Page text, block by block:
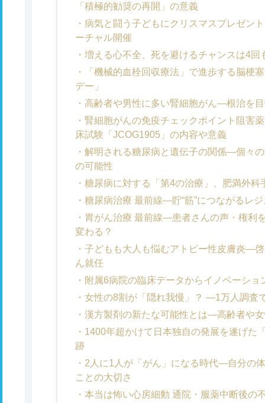
「積極的勧奨の再開」の意義
病気と闘う子どもにクリスマスプレゼン
ーチャル開催
増える心不全、死を避けるチャンスは4
「機械的血栓回収療法」で進歩する脳梗
デー」
高齢者や男性に多い腎細胞がん―根治を
腎細胞がんの免疫チェックポイント阻害
床試験「JCOG1905」の内容や意義
解明される糖尿病と遺伝子の関係―個々
の可能性
糖尿病に対する「第4の治療」、肥満外科
糖尿病治療 最前線―貯“筋”につながるレ
胃がん治療 最前線―患者さんの声・権利
変わる？
子どもも大人も悩むアトピー性皮膚炎―
ん就任
附属6病院の臨床データからイノベーシ
女性の8割が「隠れ我慢」？ ―1万人調査
漢方製剤の新たな可能性とは―高齢者や
1400年超かけて日本独自の発展を遂げた
跡
2人に1人が「がん」になる時代―自分の
ことの大切さ
本当は怖い心房細動 通院・服薬中断後の